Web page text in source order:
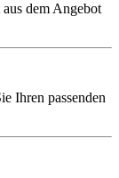
dem Angebot
Ihren passenden